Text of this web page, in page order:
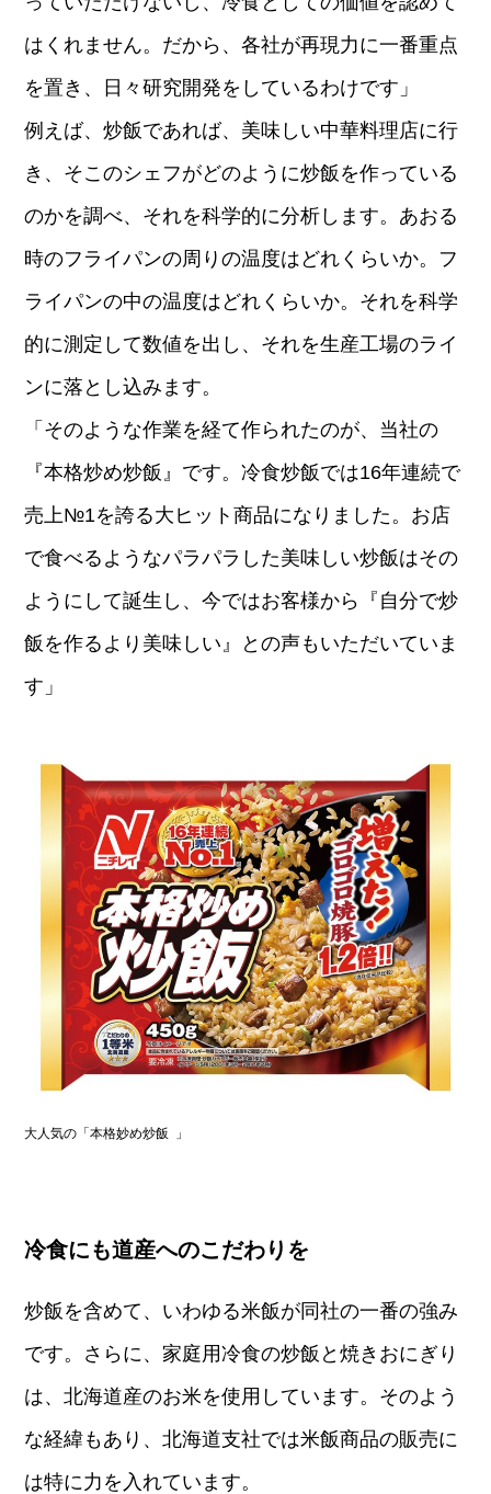
はくれません。だから、各社が再現力に一番重点
を置き、日々研究開発をしているわけです」
例えば、炒飯であれば、美味しい中華料理店に行
き、そこのシェフがどのように炒飯を作っている
のかを調べ、それを科学的に分析します。あおる
時のフライパンの周りの温度はどれくらいか。フ
ライパンの中の温度はどれくらいか。それを科学
的に測定して数値を出し、それを生産工場のライ
ンに落とし込みます。
「そのような作業を経て作られたのが、当社の
『本格炒め炒飯』です。冷食炒飯では16年連続で
売上№1を誇る大ヒット商品になりました。お店
で食べるようなパラパラした美味しい炒飯はその
ようにして誕生し、今ではお客様から『自分で炒
飯を作るより美味しい』との声もいただいていま
す」
大人気の「本格妙め炒飯 」
冷食にも道産へのこだわりを
炒飯を含めて、いわゆる米飯が同社の一番の強み
です。さらに、家庭用冷食の炒飯と焼きおにぎり
は、北海道産のお米を使用しています。そのよう
な経緯もあり、北海道支社では米飯商品の販売に
は特に力を入れています。